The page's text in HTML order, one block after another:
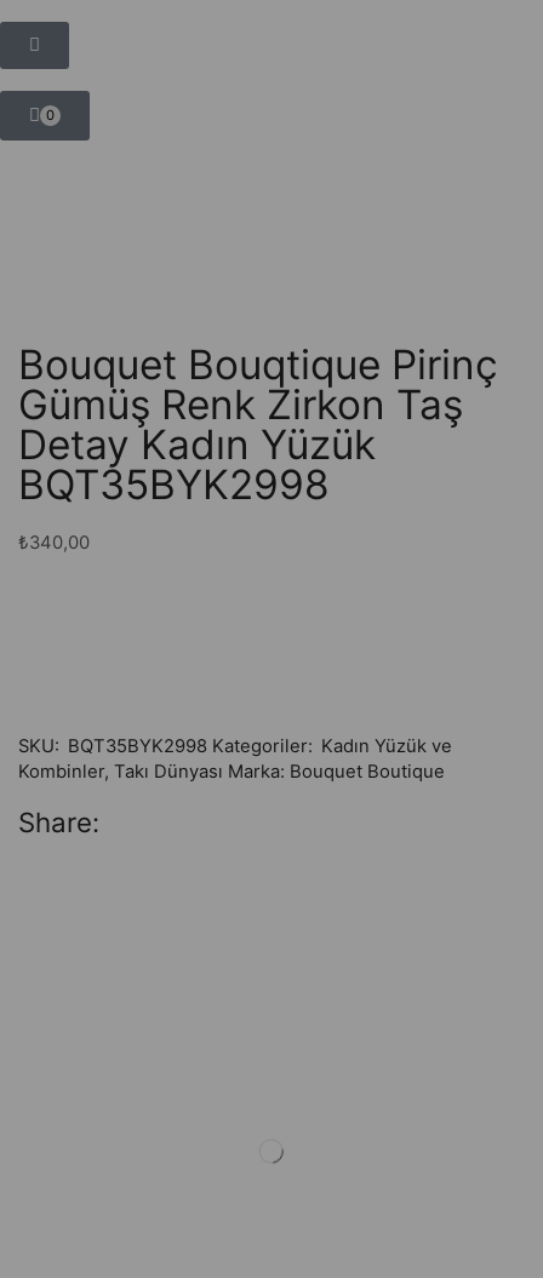
0
Bouquet Bouqtique Pirinç
Gümüş Renk Zirkon Taş
Detay Kadın Yüzük
BQT35BYK2998
₺340,00
SKU: BQT35BYK2998 Kategoriler: Kadın Yüzük ve
Kombinler, Takı Dünyası Marka: Bouquet Boutique
Share: